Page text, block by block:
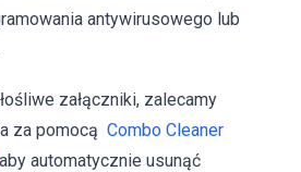
antywirusowego lub
załączniki, zalecamy
za pomocą Combo Cleaner
automatycznie usunąć